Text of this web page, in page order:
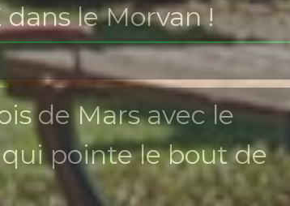
dans le Morvan !
de Mars avec le
pointe le bout de